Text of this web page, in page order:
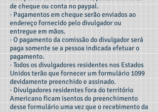
de cheque ou conta no paypal.
· Pagamentos em cheque serão enviados ao
endereço fornecido pelo divulgador ou
entregue em mãos.
· O pagamento da comissão do divulgador será
paga somente se a pessoa indicada efetuar o
pagamento.
· Todos os divulgadores residentes nos Estados
Unidos terão que fornecer um formulário 1099
devidamente preenchido e assinado.
· Divulgadores residentes fora do território
Americano ficam isentos do preenchimento
desse formulário uma vez que o recebimento da